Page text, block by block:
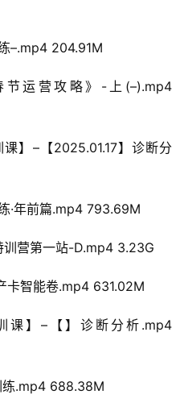
–.mp4 204.91M
节运营攻略》-上(–).mp4
】–【2025.01.17】诊断分
·年前篇.mp4 793.69M
营第一站-D.mp4 3.23G
智能卷.mp4 631.02M
课】–【】诊断分析.mp4
.mp4 688.38M